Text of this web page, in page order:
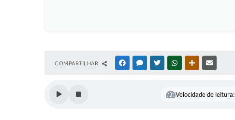
COMPARTILHAR FACEBOOKMESSENGER
TWITTERWHATSAPPOUTRAS MÍDIAS
Velocidade de leitura: